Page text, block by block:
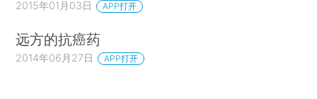
2015年01月03日 APP打开
远方的抗癌药
2014年06月27日 APP打开